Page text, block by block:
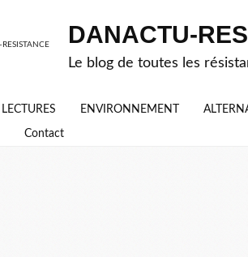
DANACTU-
Le blog de toutes les
LECTURES ENVIRONNEMENT
Contact